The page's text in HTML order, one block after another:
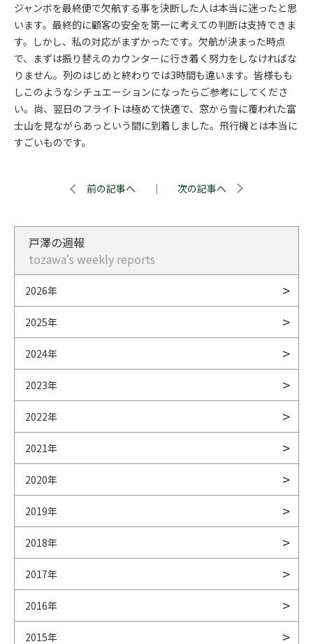
ジャンボを最終便で欠航する事を決断した人は本当に迷ったと思
います。最終的に顧客の安全を第一に考えての判断は支持できま
す。しかし、私の対応がまずかったです。欠航が決まった時点
で、まずは振り替えのカウンターに行き着く努力をしなければな
りません。列のはじめと終わりでは3時間も違います。皆様もも
しこのようなシチュエーションになったらご参考にしてくださ
い。尚、翌日のフライトは極めて快適で、窓から雪に覆われた富
士山を見ながらあっという間に到着しました。飛行機とは本当に
すごいものです。
前の記事へ ｜ 次の記事へ
戸澤の週報
tozawa's weekly reports
2026年
2025年
2024年
2023年
2022年
2021年
2020年
2019年
2018年
2017年
2016年
2015年